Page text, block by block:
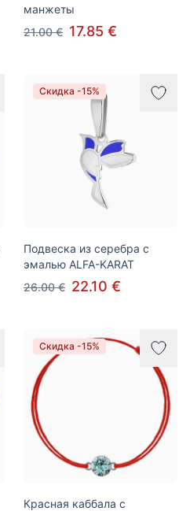
манжеты
21.00 € 17.85 €
Скидка -15%
Подвеска из серебра с
эмалью ALFA-KARAT
26.00 € 22.10 €
Скидка -15%
Красная каббала с